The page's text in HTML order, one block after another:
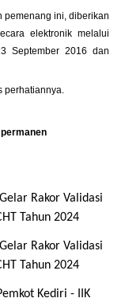
pemenang ini, diberikan
elektronik melalui
September 2016 dan
perhatiannya.
Rakor Validasi
Tahun 2024
Rakor Validasi
Tahun 2024
Kediri - IIK